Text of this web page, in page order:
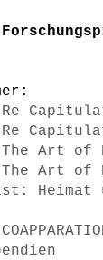
Re
Re
Art of
Art of
Heimat